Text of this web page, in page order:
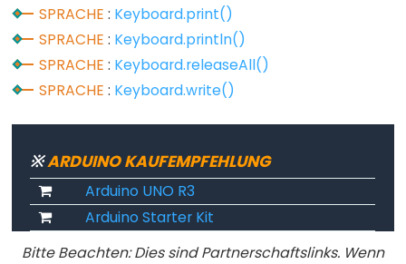
Scope
&
Qualifiers
const
scope
static
volatile
SPRACHE : Keyboard.print()
SPRACHE : Keyboard.println()
SPRACHE : Keyboard.releaseAll()
SPRACHE : Keyboard.write()
※ARDUINO KAUFEMPFEHLUNG
Arduino UNO R3
Arduino Starter Kit
Bitte Beachten: Dies sind Partnerschaftslinks. Wenn